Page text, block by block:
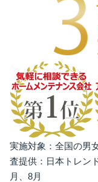
実施対象：全国の
査提供：日本トレン
月、8月